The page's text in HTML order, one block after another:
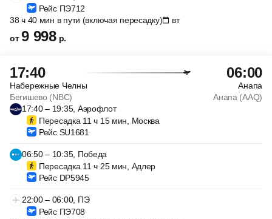
Рейс ПЭ712
38 ч 40 мин в пути (включая пересадку)
вт
от9 998 р.
17:40 06:00
Набережные Челны
Анапа
Бегишево (NBC)
Анапа (AAQ)
17:40 – 19:35, Аэрофлот
Пересадка 11 ч 15 мин, Москва
Рейс SU1681
06:50 – 10:35, Победа
Пересадка 11 ч 25 мин, Адлер
Рейс DP5945
22:00 – 06:00, ПЭ
Рейс ПЭ708